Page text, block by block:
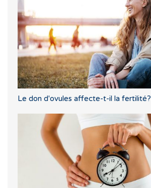
Le don d'ovules affecte-t-il la fertilité?